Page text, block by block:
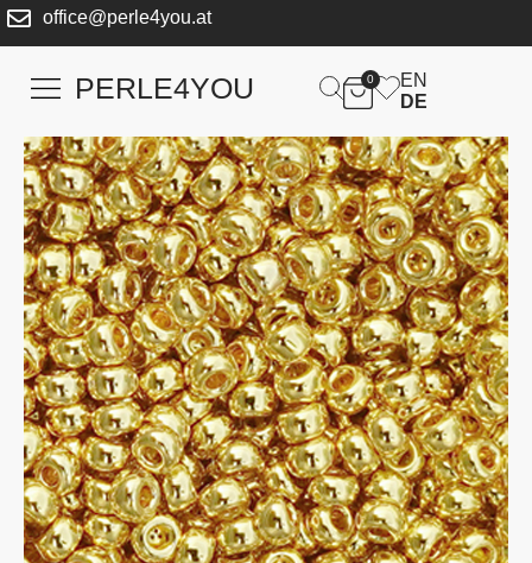
office@perle4you.at
PERLE4YOU 0
EN
DE